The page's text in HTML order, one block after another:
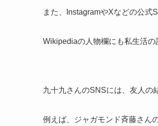
また、InstagramやXなどの公式
Wikipediaの人物欄にも私生活の
九十九さんのSNSには、友人の
例えば、ジャガモンド斉藤さん